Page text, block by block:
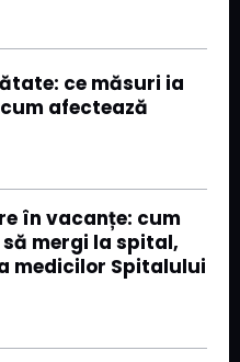
ce măsuri ia
afectează
în vacanțe: cum
mergi la spital,
medicilor Spitalului